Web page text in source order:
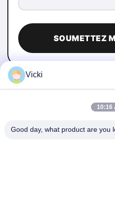
SOUMETTEZ
Vicki
10:16
Good day, what product are you